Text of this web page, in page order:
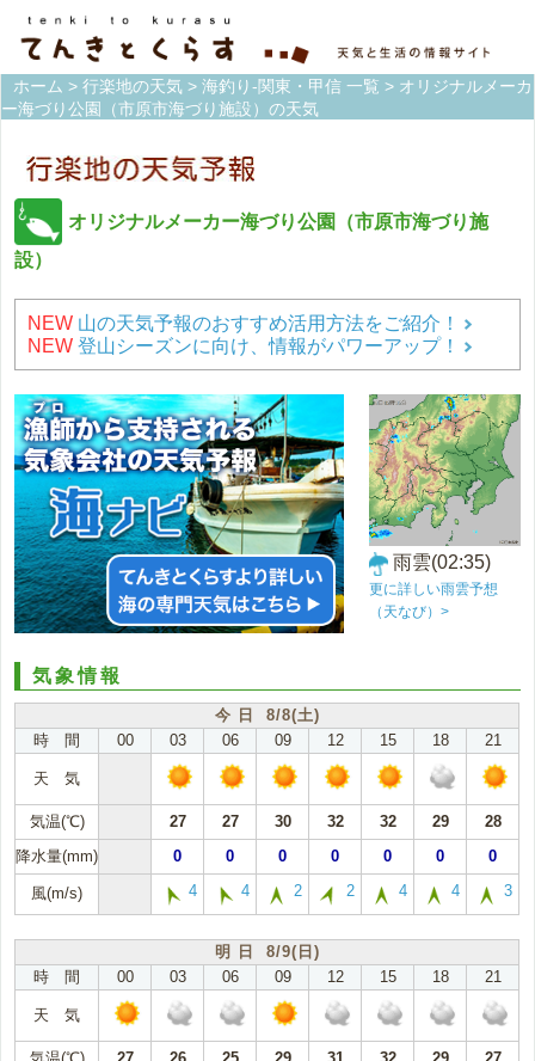
ホーム > 行楽地の天気 > 海釣り-関東・甲信 一覧 > オリジナルメーカ
ー海づり公園（市原市海づり施設）の天気
オリジナルメーカー海づり公園（市原市海づり施
設）
NEW 山の天気予報のおすすめ活用方法をご紹介！
NEW 登山シーズンに向け、情報がパワーアップ！
雨雲(02:35)
更に詳しい雨雲予想
（天なび）>
気象情報
今 日 8/8(土)
時 間
00 03 06 09 12 15 18 21
天 気
気温(℃) 27 27 30 32 32 29
28
降水量(mm)
0 0 0 0 0 0 0
風(m/s) 4 4 2 2 4 4 3
明 日 8/9(日)
時 間
00 03 06 09 12 15 18 21
天 気